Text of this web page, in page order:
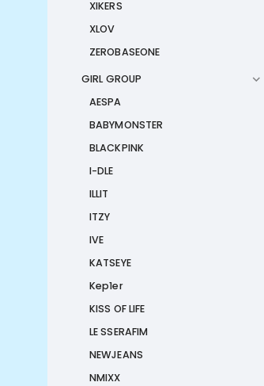
XIKERS
XLOV
ZEROBASEONE
GIRL GROUP
AESPA
BABYMONSTER
BLACKPINK
I-DLE
ILLIT
ITZY
IVE
KATSEYE
Kep1er
KISS OF LIFE
LE SSERAFIM
NEWJEANS
NMIXX